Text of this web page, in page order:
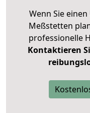
Wenn Sie
Meßstetten
professionelle
Kontaktieren